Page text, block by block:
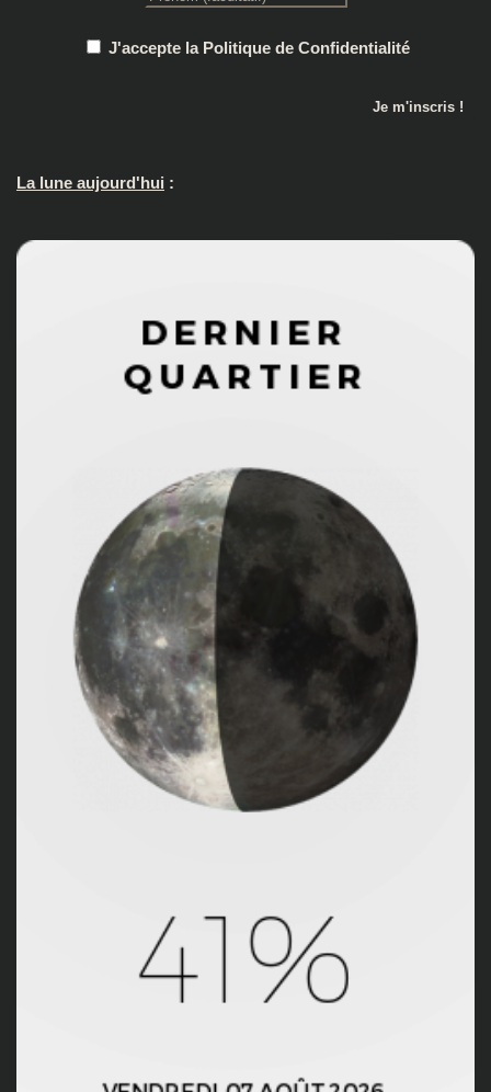
J'accepte la Politique de Confidentialité
La lune aujourd'hui :